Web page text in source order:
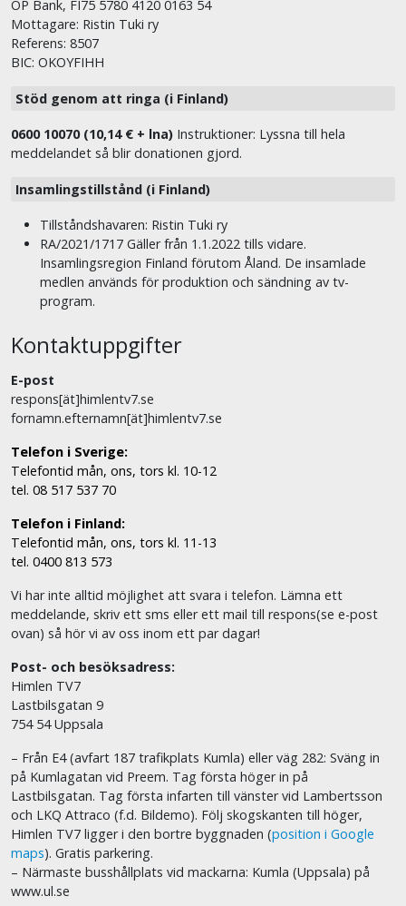
OP Bank, FI75 5780 4120 0163 54
Mottagare: Ristin Tuki ry
Referens: 8507
BIC: OKOYFIHH
Stöd genom att ringa (i Finland)
0600 10070 (10,14 € + lna) Instruktioner: Lyssna till hela
meddelandet så blir donationen gjord.
Insamlingstillstånd (i Finland)
Tillståndshavaren: Ristin Tuki ry
RA/2021/1717 Gäller från 1.1.2022 tills vidare.
Insamlingsregion Finland förutom Åland. De insamlade
medlen används för produktion och sändning av tv-
program.
Kontaktuppgifter
E-post
respons[ät]himlentv7.se
fornamn.efternamn[ät]himlentv7.se
Telefon i Sverige:
Telefontid mån, ons, tors kl. 10-12
tel. 08 517 537 70
Telefon i Finland:
Telefontid mån, ons, tors kl. 11-13
tel. 0400 813 573
Vi har inte alltid möjlighet att svara i telefon. Lämna ett
meddelande, skriv ett sms eller ett mail till respons(se e-post
ovan) så hör vi av oss inom ett par dagar!
Post- och besöksadress:
Himlen TV7
Lastbilsgatan 9
754 54 Uppsala
– Från E4 (avfart 187 trafikplats Kumla) eller väg 282: Sväng in
på Kumlagatan vid Preem. Tag första höger in på
Lastbilsgatan. Tag första infarten till vänster vid Lambertsson
och LKQ Attraco (f.d. Bildemo). Följ skogskanten till höger,
Himlen TV7 ligger i den bortre byggnaden (position i Google
maps). Gratis parkering.
– Närmaste busshållplats vid mackarna: Kumla (Uppsala) på
www.ul.se